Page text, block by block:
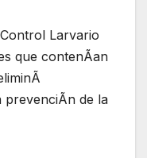
Larvario
que contenÃan
prevenciÃn de la